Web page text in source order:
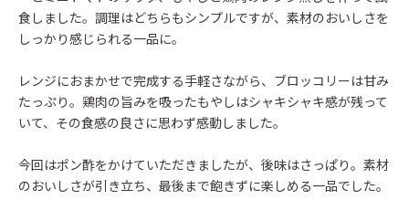
食しました。調理はどちらもシンプルですが、素材のおいしさを
しっかり感じられる一品に。
レンジにおまかせで完成する手軽さながら、ブロッコリーは甘み
たっぷり。鶏肉の旨みを吸ったもやしはシャキシャキ感が残って
いて、その食感の良さに思わず感動しました。
今回はポン酢をかけていただきましたが、後味はさっぱり。素材
のおいしさが引き立ち、最後まで飽きずに楽しめる一品でした。